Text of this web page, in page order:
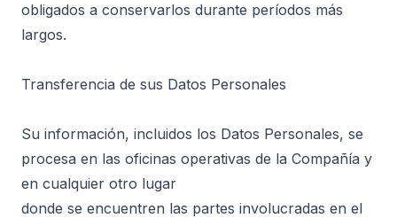
obligados a conservarlos durante períodos más
largos.
Transferencia de sus Datos Personales
Su información, incluidos los Datos Personales, se
procesa en las oficinas operativas de la Compañía y
en cualquier otro lugar
donde se encuentren las partes involucradas en el